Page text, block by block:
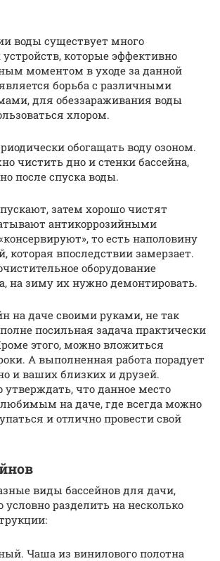
воды существует много
которые эффективно
моментом в уходе за данной
борьба с различными
для обеззараживания воды
хлором.
обогащать воду озоном.
чистить дно и стенки бассейна,
после спуска воды.
затем хорошо чистят
антикоррозийными
то есть наполовину
которая впоследствии замерзает.
оборудование
на зиму их нужно демонтировать.
на даче своими руками, не так
посильная задача практически
этого, можно вложиться
А выполненная работа порадует
и ваших близких и друзей.
что данное место
на даче, где всегда можно
и отлично провести свой
виды бассейнов для дачи,
разделить на несколько
Чаша из винилового полотна